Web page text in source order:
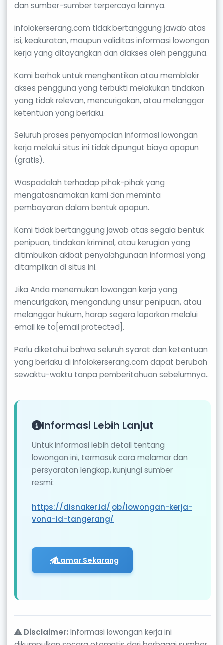
dan sumber-sumber terpercaya lainnya.
infolokerserang.com tidak bertanggung jawab atas
isi, keakuratan, maupun validitas informasi lowongan
kerja yang ditayangkan dan diakses oleh pengguna.
Kami berhak untuk menghentikan atau memblokir
akses pengguna yang terbukti melakukan tindakan
yang tidak relevan, mencurigakan, atau melanggar
ketentuan yang berlaku.
Seluruh proses penyampaian informasi lowongan
kerja melalui situs ini tidak dipungut biaya apapun
(gratis).
Waspadalah terhadap pihak-pihak yang
mengatasnamakan kami dan meminta
pembayaran dalam bentuk apapun.
Kami tidak bertanggung jawab atas segala bentuk
penipuan, tindakan kriminal, atau kerugian yang
ditimbulkan akibat penyalahgunaan informasi yang
ditampilkan di situs ini.
Jika Anda menemukan lowongan kerja yang
mencurigakan, mengandung unsur penipuan, atau
melanggar hukum, harap segera laporkan melalui
email ke to[email protected].
Perlu diketahui bahwa seluruh syarat dan ketentuan
yang berlaku di infolokerserang.com dapat berubah
sewaktu-waktu tanpa pemberitahuan sebelumnya..
Informasi Lebih Lanjut
Untuk informasi lebih detail tentang
lowongan ini, termasuk cara melamar dan
persyaratan lengkap, kunjungi sumber
resmi:
https://disnaker.id/job/lowongan-kerja-
vona-id-tangerang/
Lamar Sekarang
Disclaimer: Informasi lowongan kerja ini